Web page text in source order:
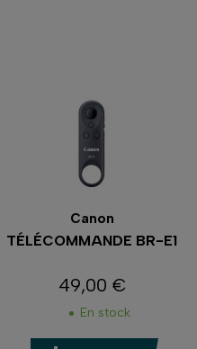
Canon
TÉLÉCOMMANDE BR-E1
Prix
49,00 €
En stock